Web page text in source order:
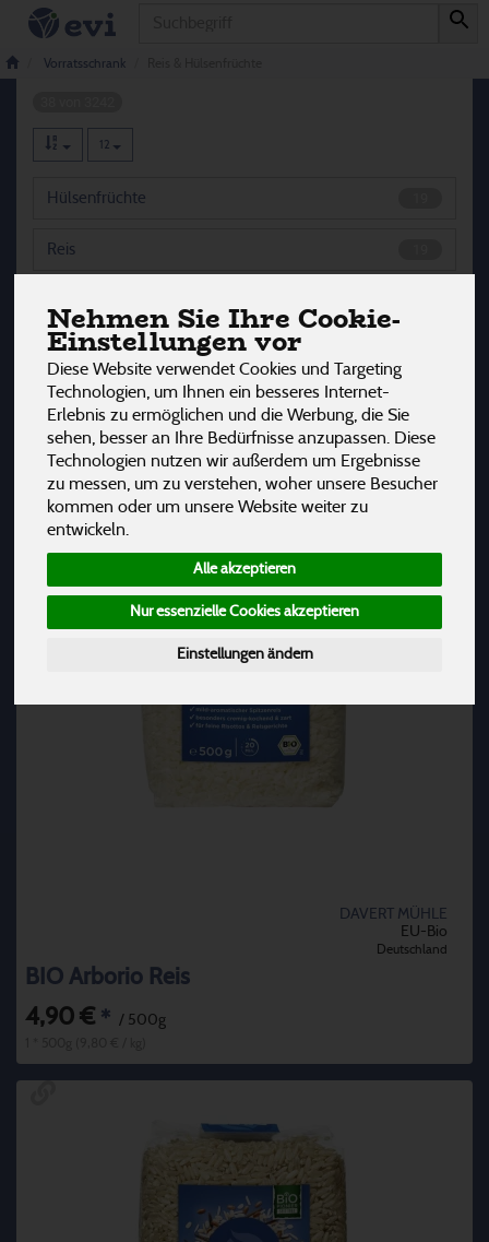
Nehmen Sie Ihre Cookie-
Einstellungen vor
Diese Website verwendet Cookies und Targeting
Technologien, um Ihnen ein besseres Internet-
Erlebnis zu ermöglichen und die Werbung, die Sie
sehen, besser an Ihre Bedürfnisse anzupassen. Diese
Technologien nutzen wir außerdem um Ergebnisse
zu messen, um zu verstehen, woher unsere Besucher
kommen oder um unsere Website weiter zu
entwickeln.
Alle akzeptieren
Nur essenzielle Cookies akzeptieren
Einstellungen ändern
Vorratsschrank
Reis & Hülsenfrüchte
12
Hülsenfrüchte
Reis
Hersteller Ernährung
DAVERT MÜHLE
EU-Bio
Deutschland
BIO Arborio Reis
4,90 € * / 500g